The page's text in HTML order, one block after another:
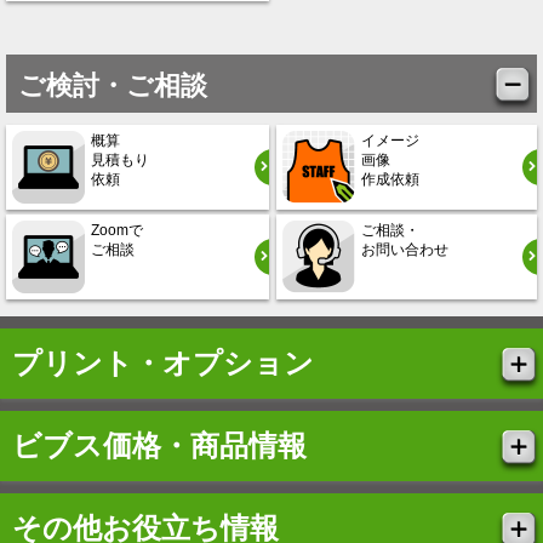
ご検討・ご相談
概算
見積もり
依頼
イメージ
画像
作成依頼
Zoomで
ご相談
ご相談・
お問い合わせ
プリント・オプション
ビブス価格・商品情報
その他お役立ち情報